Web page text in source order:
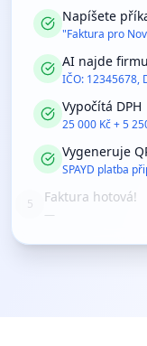
Napíšete
"Faktura pro
AI najde firmu
IČO: 12345678,
Vypočítá DPH
25 000 Kč + 5
Vygeneruje
SPAYD platba
Faktura hotová!